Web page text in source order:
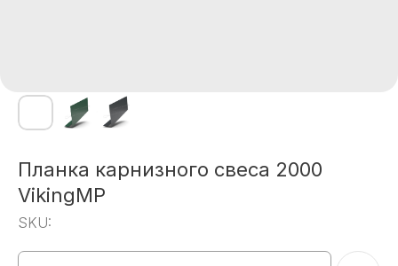
Планка карнизного свеса 2000
VikingMP
SKU: